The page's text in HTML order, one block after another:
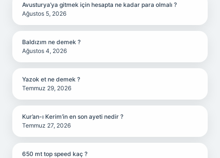
Avusturya’ya gitmek için hesapta ne kadar para olmalı ?
Ağustos 5, 2026
Baldızım ne demek ?
Ağustos 4, 2026
Yazok et ne demek ?
Temmuz 29, 2026
Kur’an-ı Kerim’in en son ayeti nedir ?
Temmuz 27, 2026
650 mt top speed kaç ?